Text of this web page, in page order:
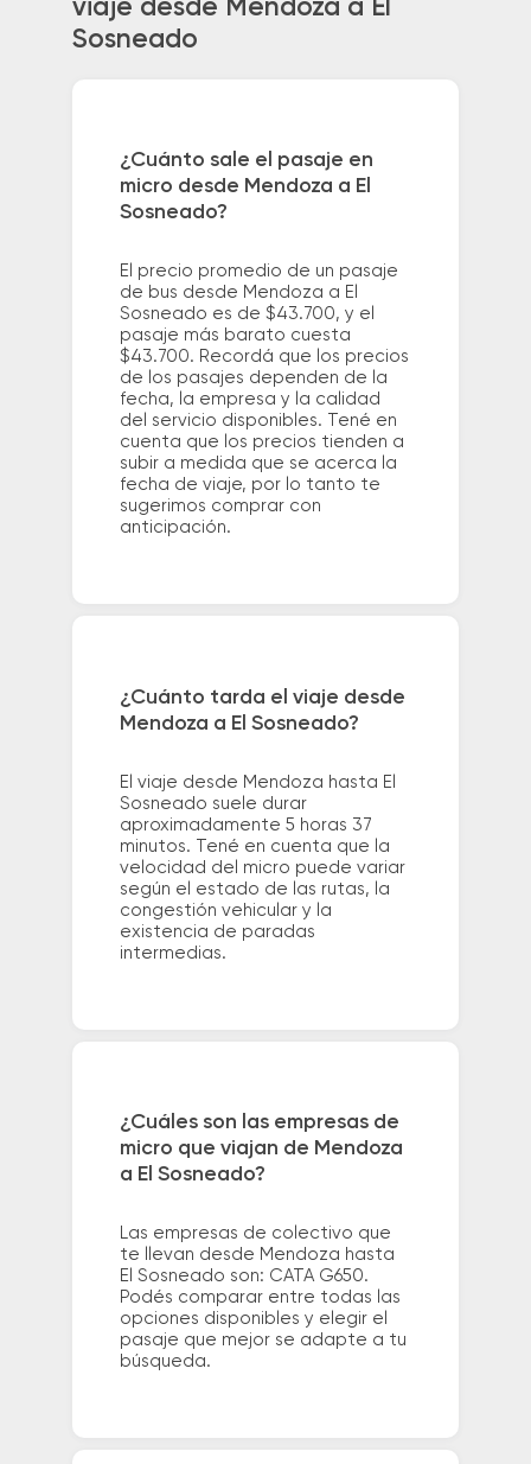
viaje desde Mendoza a El
Sosneado
¿Cuánto sale el pasaje en
micro desde Mendoza a El
Sosneado?
El precio promedio de un pasaje
de bus desde Mendoza a El
Sosneado es de $43.700, y el
pasaje más barato cuesta
$43.700. Recordá que los precios
de los pasajes dependen de la
fecha, la empresa y la calidad
del servicio disponibles. Tené en
cuenta que los precios tienden a
subir a medida que se acerca la
fecha de viaje, por lo tanto te
sugerimos comprar con
anticipación.
¿Cuánto tarda el viaje desde
Mendoza a El Sosneado?
El viaje desde Mendoza hasta El
Sosneado suele durar
aproximadamente 5 horas 37
minutos. Tené en cuenta que la
velocidad del micro puede variar
según el estado de las rutas, la
congestión vehicular y la
existencia de paradas
intermedias.
¿Cuáles son las empresas de
micro que viajan de Mendoza
a El Sosneado?
Las empresas de colectivo que
te llevan desde Mendoza hasta
El Sosneado son: CATA G650.
Podés comparar entre todas las
opciones disponibles y elegir el
pasaje que mejor se adapte a tu
búsqueda.